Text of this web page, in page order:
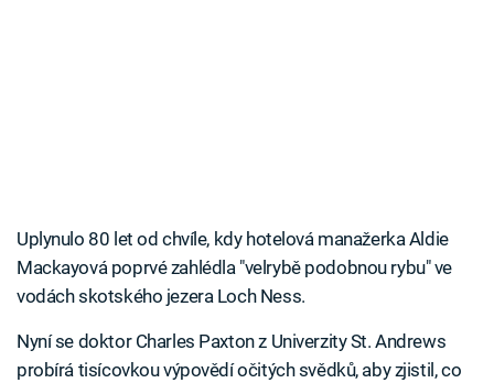
Uplynulo 80 let od chvíle, kdy hotelová manažerka Aldie
Mackayová poprvé zahlédla "velrybě podobnou rybu" ve
vodách skotského jezera Loch Ness.
Nyní se doktor Charles Paxton z Univerzity St. Andrews
probírá tisícovkou výpovědí očitých svědků, aby zjistil, co